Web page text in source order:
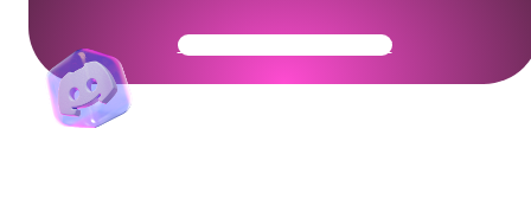
Get Your Community Ready